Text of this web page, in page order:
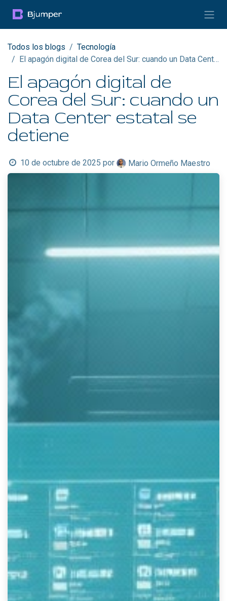
Todos los blogs
Tecnología
El apagón digital de Corea del Sur: cuando un Data Center estatal se detiene
El apagón digital de
Corea del Sur: cuando un
Data Center estatal se
detiene
10 de octubre de 2025 por Mario Ormeño Maestro